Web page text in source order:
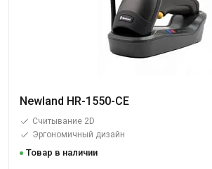
Newland HR-1550-CE
Считывание 2D
Эргономичный дизайн
Товар в наличии